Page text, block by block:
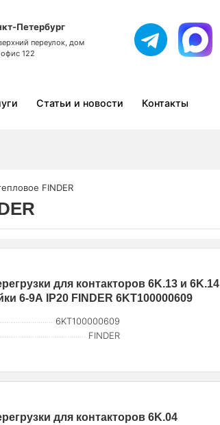
Петербург
переулок, дом
офис 122
Статьи и новости Контакты
FINDER
для контакторов 6K.13 и 6K.14
6-9А IP20 FINDER 6KT100000609
6KT100000609
FINDER
для контакторов 6K.04